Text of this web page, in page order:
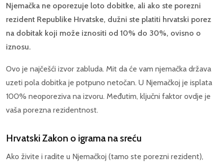
Njemačka ne oporezuje loto dobitke, ali ako ste porezni
rezident Republike Hrvatske, dužni ste platiti hrvatski porez
na dobitak koji može iznositi od 10% do 30%, ovisno o
iznosu.
Ovo je najčešći izvor zabluda. Mit da će vam njemačka država
uzeti pola dobitka je potpuno netočan. U Njemačkoj je isplata
100% neoporeziva na izvoru. Međutim, ključni faktor ovdje je
vaša porezna rezidentnost.
Hrvatski Zakon o igrama na sreću
Ako živite i radite u Njemačkoj (tamo ste porezni rezident),